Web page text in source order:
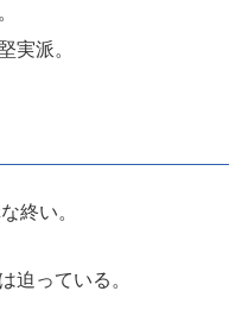
実派。
終い。
迫っている。